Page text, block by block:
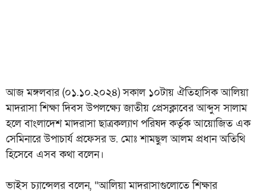
আজ মঙ্গলবার (০১.১০.২০২৪) সকাল ১০টায় ঐতিহাসিক আলিয়া
মাদরাসা শিক্ষা দিবস উপলক্ষ্যে জাতীয় প্রেসক্লাবের আব্দুস সালাম
হলে বাংলাদেশ মাদরাসা ছাত্রকল্যাণ পরিষদ কর্তৃক আয়োজিত এক
সেমিনারে উপাচার্য প্রফেসর ড. মোঃ শামছুল আলম প্রধান অতিথি
হিসেবে এসব কথা বলেন।
ভাইস চ্যান্সেলর বলেন, “আলিয়া মাদরাসাগুলোতে শিক্ষার